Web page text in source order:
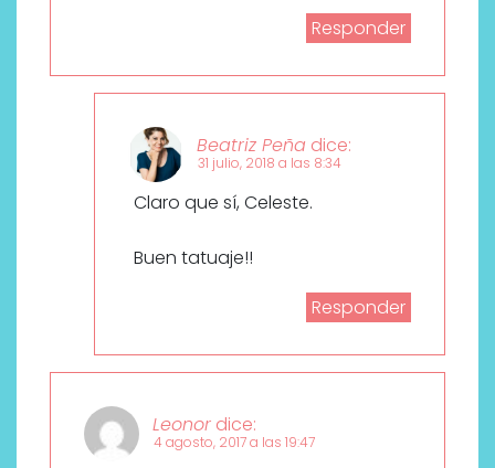
Responder
Beatriz Peña dice:
31 julio, 2018 a las 8:34
Claro que sí, Celeste.
Buen tatuaje!!
Responder
Leonor dice:
4 agosto, 2017 a las 19:47